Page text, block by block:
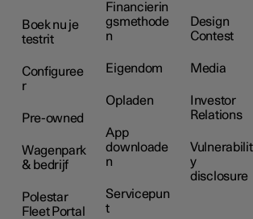
Boek nu je
testrit
Configuree
r
Pre-owned
Wagenpark
& bedrijf
Polestar
Fleet Portal
Financierin
gsmethode
n
Eigendom
Opladen
App
downloade
n
Servicepun
t
Design
Contest
Media
Investor
Relations
Vulnerabilit
y
disclosure